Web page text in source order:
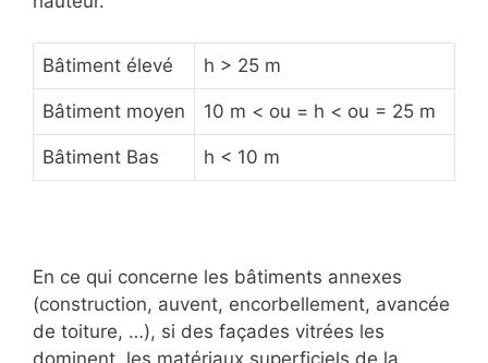
Bâtiment élevé h > 25 m
Bâtiment moyen 10 m < ou = h < ou = 25 m
Bâtiment Bas h < 10 m
En ce qui concerne les bâtiments annexes
(construction, auvent, encorbellement, avancée
de toiture, …), si des façades vitrées les